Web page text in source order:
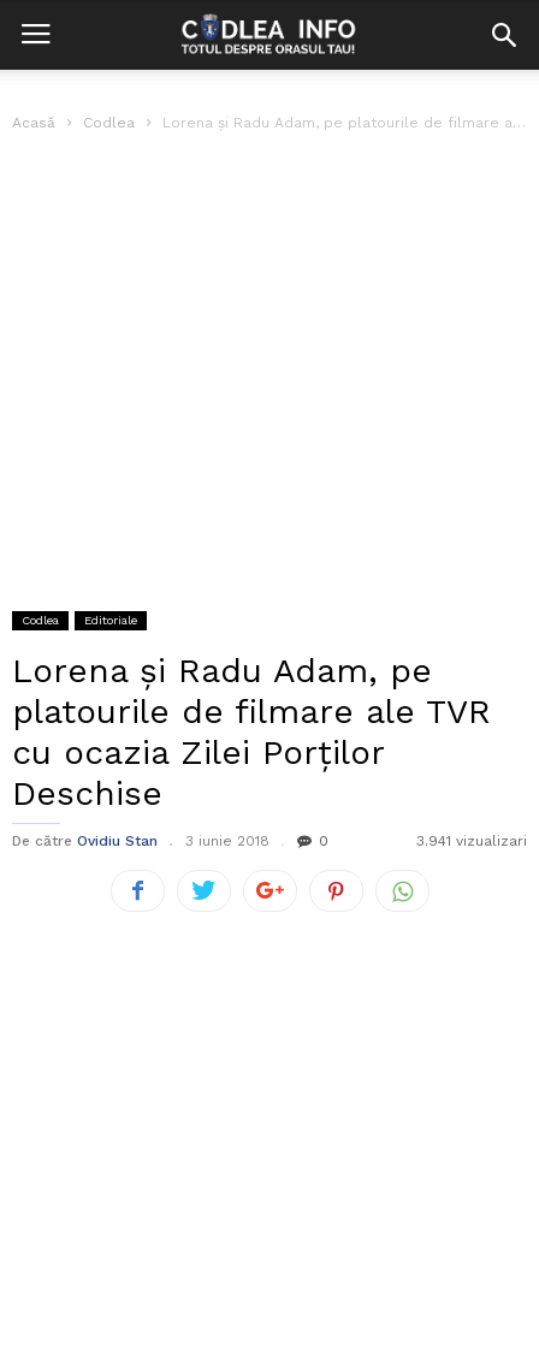
Acasă Codlea Lorena și Radu Adam, pe platourile de filmare ale TVR cu ocazia...
Codlea Editoriale
Lorena și Radu Adam, pe
platourile de filmare ale TVR
cu ocazia Zilei Porților
Deschise
De către Ovidiu Stan 3 iunie 2018 0 3.941 vizualizari